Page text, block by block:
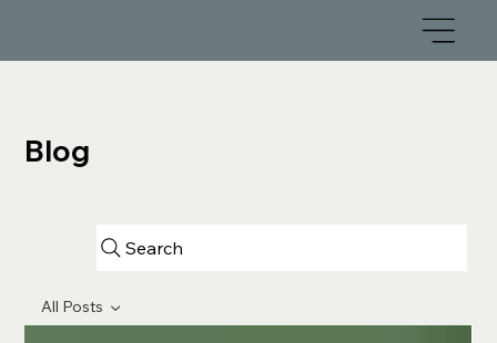
Blog
All Posts
Search